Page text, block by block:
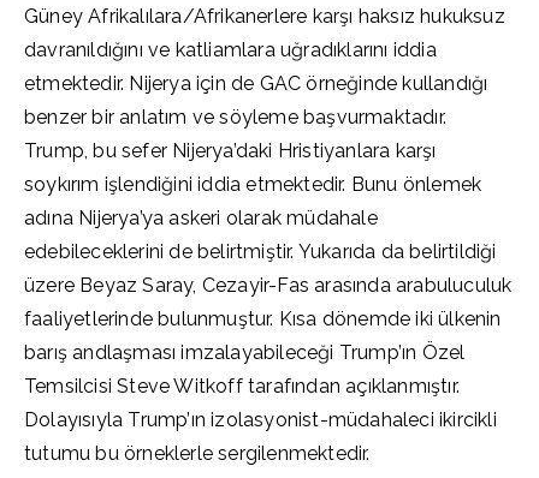
Güney Afrikalılara/Afrikanerlere karşı haksız hukuksuz
davranıldığını ve katliamlara uğradıklarını iddia
etmektedir. Nijerya için de GAC örneğinde kullandığı
benzer bir anlatım ve söyleme başvurmaktadır.
Trump, bu sefer Nijerya’daki Hristiyanlara karşı
soykırım işlendiğini iddia etmektedir. Bunu önlemek
adına Nijerya’ya askeri olarak müdahale
edebileceklerini de belirtmiştir. Yukarıda da belirtildiği
üzere Beyaz Saray, Cezayir-Fas arasında arabuluculuk
faaliyetlerinde bulunmuştur. Kısa dönemde iki ülkenin
barış andlaşması imzalayabileceği Trump’ın Özel
Temsilcisi Steve Witkoff tarafından açıklanmıştır.
Dolayısıyla Trump’ın izolasyonist-müdahaleci ikircikli
tutumu bu örneklerle sergilenmektedir.